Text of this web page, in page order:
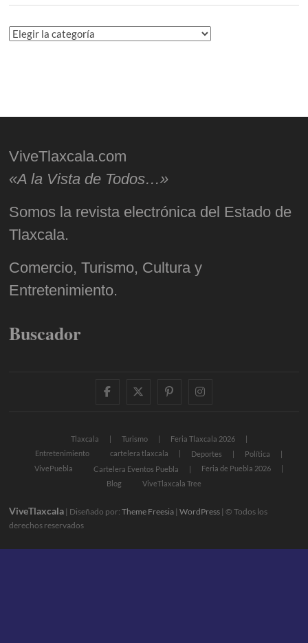
Categorías
ViveTlaxcala.com
«A la Vista de Todos…»
Somos la revista electrónica del Estado de
Tlaxcala.
Comercio, Turismo, Cultura y
Entretenimiento.
Buscador
facebooktwitter
pinterestinstagram
Tlaxcala Turismo
Feria Tlaxcala 2026
Entretenimiento
cartelera tlaxcala Deportes
Política
VivePuebla
Cartelera Eventos Puebla
Feria de Puebla 2026
Blog
ViveTlaxcala Tree
ViveTlaxcala | Diseñado por:Theme Freesia |WordPress | © Todos los
derechos reservados